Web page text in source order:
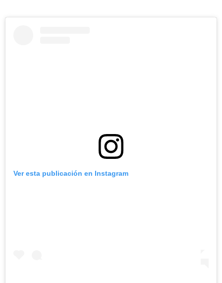
Ver esta publicación en Instagram